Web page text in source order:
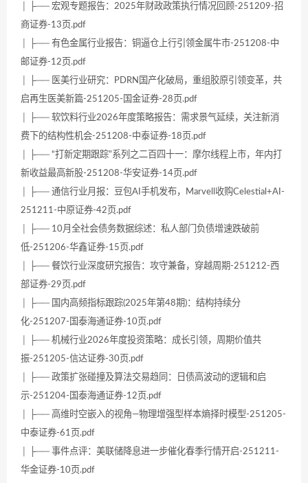
│ ├── 宏观专题报告：2025年财政政策执行情况回顾-251209-招
商证券-13页.pdf
│ ├── 有色金属行业报告：铜逼仓上行引领金属牛市-251208-中
邮证券-12页.pdf
│ ├── 医美行业研究：PDRN国产化破局，重组胶原引领变革，共
启再生医美新篇-251205-国金证券-28页.pdf
│ ├── 软饮料行业2026年度策略报告：需求景气延续，关注新消
费下的结构性机会-251208-中泰证券-18页.pdf
│ ├── “打新定期跟踪”系列之二百四十一：摩尔线程上市，年内打
新收益最高新股-251208-华安证券-14页.pdf
│ ├── 通信行业月报：豆包AI手机发布，Marvell收购Celestial+AI-
251211-中原证券-42页.pdf
│ ├── 10月全社会债务数据综述：私人部门负债增速跌破前
低-251206-华鑫证券-15页.pdf
│ ├── 餐饮行业深度研究报告：攻守兼备，穿越周期-251212-西
部证券-29页.pdf
│ ├── 国内高频指标跟踪(2025年第48期)：结构持续分
化-251207-国泰海通证券-10页.pdf
│ ├── 机械行业2026年度投资策略：成长引领，周期价值共
振-251205-信达证券-30页.pdf
│ ├── 政策扩张碰撞及算法交易趋同：日债高波动的逻辑和启
示-251204-国泰海通证券-12页.pdf
│ ├── 高维时空嵌入的视角—物理增强型样本熵择时模型-251205-
中泰证券-61页.pdf
│ ├── 事件点评：美联储降息进一步催化春季行情开启-251211-
华金证券-10页.pdf